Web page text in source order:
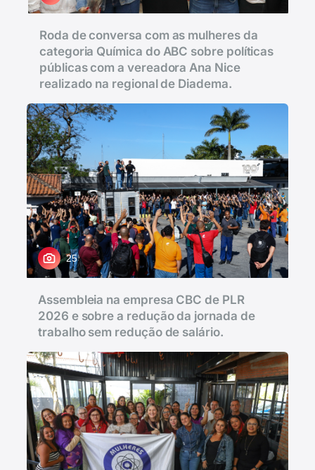
Roda de conversa com as mulheres da
categoria Química do ABC sobre políticas
públicas com a vereadora Ana Nice
realizado na regional de Diadema.
25
Assembleia na empresa CBC de PLR
2026 e sobre a redução da jornada de
trabalho sem redução de salário.